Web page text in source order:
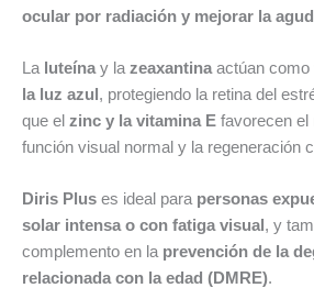
ocular por radiación y mejorar la
La luteína y la zeaxantina actúan como
la luz azul , protegiendo la retina del
que el zinc y la vitamina E favorecen el
función visual normal y la regeneración
Diris Plus es ideal para personas
solar intensa o con fatiga visual , y
complemento en la prevención de la
relacionada con la edad (DMRE).